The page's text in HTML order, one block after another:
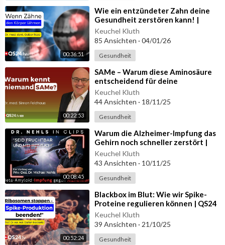
Der Mediziner erklärt auch, warum genau Melanome und aggre
ssive Krebsarten derzeit sprunghaft zunehmen. Warum der Kör
per plötzlich entgleist – und warum das Thromboserisiko gefäh
rlich unterschätzt wird.
Und am Ende steht die Frage im Raum:
Was tun? Wie weiter? Wer übernimmt Verantwortung?
Diese Sendung ist kein Schock-Clip, sie ist ein Weckruf. Eine Ein
ladung zur Erkenntnis. Und ein Aufruf an alle Zuschauer: Schaut
nicht weg. Fragt nach. Seid kritisch. Und vor allem – seid informi
ert.
🔴 Jetzt exklusiv auf QS24: Das Interview mit Dr. med. Kurt Mül
ler – 55 Minuten, die Leben retten könnten.
▬ Zu Gast ▬▬▬▬▬▬▬▬▬▬▬▬▬▬▬▬▬
Dr. med. Kurt Müller, Mitglied des QS24 Wissenschafts-Gremiu
m
Moderation: Alexander Glogg
Sendungsnummer: WGrem_250407_S2_57_mueller
00:36:51
⁣Wie ein entzündeter Zahn deine
Gesundheit zerstören kann! |
Naturmedizin | QS24
Gesundheitsfernsehen
Keuchel Kluth
85 Ansichten · 04/01/26
Gesundheit
00:22:53
⁣SAMe – Warum diese Aminosäure
entscheidend für deine
Gesundheit ist! | QS24
Wissenschafts-Gremium
Keuchel Kluth
44 Ansichten · 18/11/25
Gesundheit
00:08:45
⁣Warum die Alzheimer-Impfung das
Gehirn noch schneller zerstört |
Der Beta-Amyloid-Irrweg
Keuchel Kluth
43 Ansichten · 10/11/25
Gesundheit
00:52:24
⁣Blackbox im Blut: Wie wir Spike-
Proteine regulieren können | QS24
Wissenschafts-Gremium
Keuchel Kluth
39 Ansichten · 21/10/25
Gesundheit